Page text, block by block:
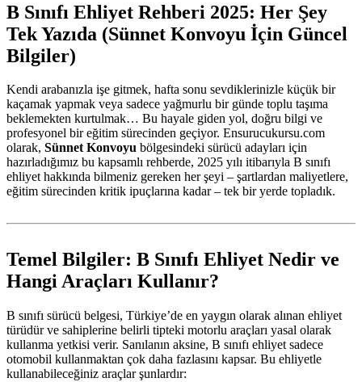
B Sınıfı Ehliyet Rehberi 2025: Her Şey
Tek Yazıda (Sünnet Konvoyu İçin Güncel
Bilgiler)
Kendi arabanızla işe gitmek, hafta sonu sevdiklerinizle küçük bir
kaçamak yapmak veya sadece yağmurlu bir günde toplu taşıma
beklemekten kurtulmak… Bu hayale giden yol, doğru bilgi ve
profesyonel bir eğitim sürecinden geçiyor. Ensurucukursu.com
olarak, Sünnet Konvoyu bölgesindeki sürücü adayları için
hazırladığımız bu kapsamlı rehberde, 2025 yılı itibarıyla B sınıfı
ehliyet hakkında bilmeniz gereken her şeyi – şartlardan maliyetlere,
eğitim sürecinden kritik ipuçlarına kadar – tek bir yerde topladık.
Temel Bilgiler: B Sınıfı Ehliyet Nedir ve
Hangi Araçları Kullanır?
B sınıfı sürücü belgesi, Türkiye’de en yaygın olarak alınan ehliyet
türüdür ve sahiplerine belirli tipteki motorlu araçları yasal olarak
kullanma yetkisi verir. Sanılanın aksine, B sınıfı ehliyet sadece
otomobil kullanmaktan çok daha fazlasını kapsar. Bu ehliyetle
kullanabileceğiniz araçlar şunlardır: